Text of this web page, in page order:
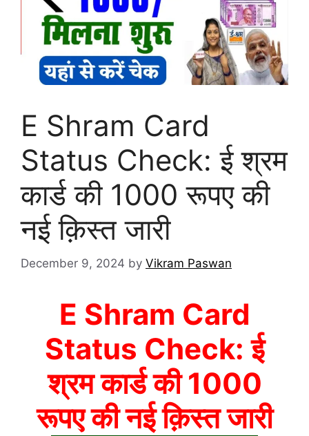
E Shram Card
Status Check: ई श्रम
कार्ड की 1000 रूपए की
नई क़िस्त जारी
December 9, 2024 by Vikram Paswan
E Shram Card
Status Check: ई
श्रम कार्ड की 1000
रूपए की नई क़िस्त जारी